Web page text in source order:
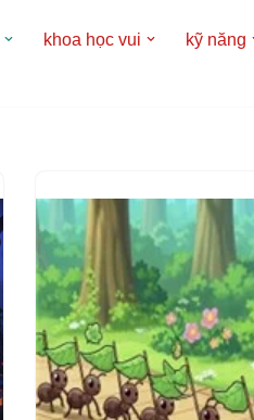
khoa học vui kỹ năng